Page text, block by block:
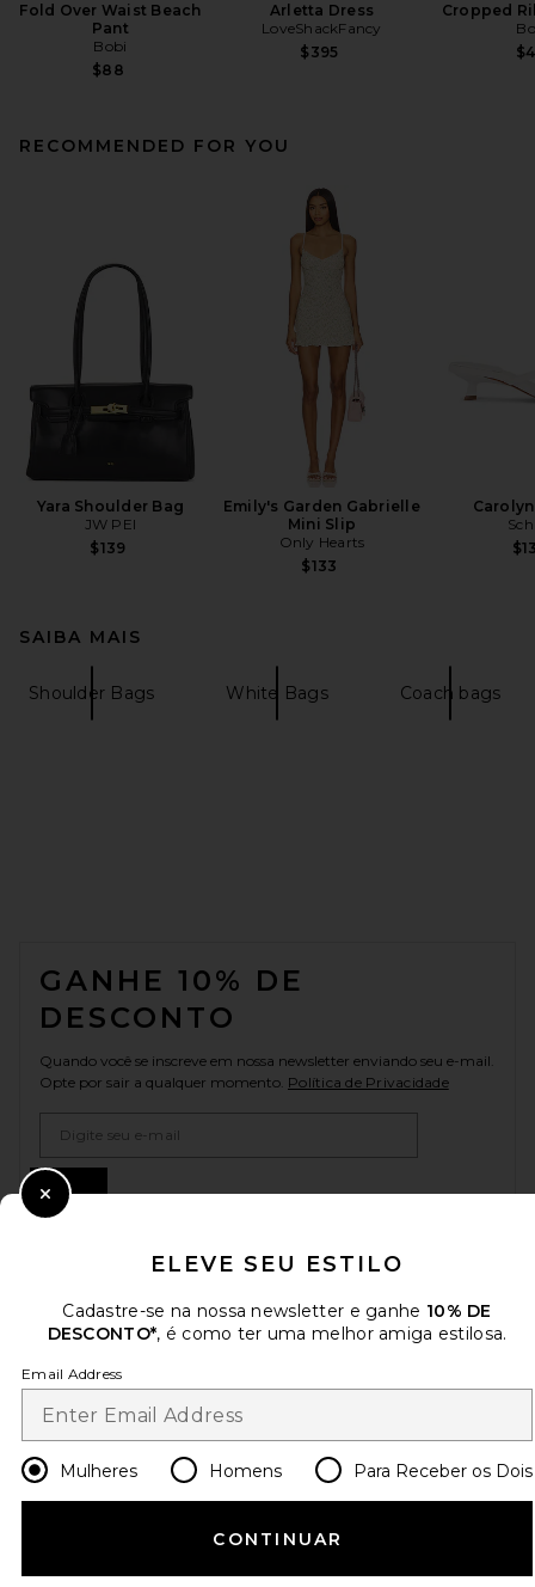
Fold Over Waist Beach
Pant
Bobi
$88
Arletta Dress
LoveShackFancy
$395
Cropped
RECOMMENDED FOR YOU
Yara Shoulder Bag
JW PEI
$139
Emily's Garden Gabrielle
Mini Slip
Only Hearts
$133
SAIBA MAIS
Shoulder Bags White Bags Coach bags
GANHE 10% DE
DESCONTO
Quando você se inscreve em nossa newsletter enviando seu e-mail.
Opte por sair a qualquer momento. Política de Privacidade
Change Country Regions
AJUDE-NOS A MELHORAR!
Responda uma rápida pesquisa sobre seu acesso.
ELEVE SEU ESTILO
Cadastre-se na nossa newsletter e ganhe 10% DE
DESCONTO*, é como ter uma melhor amiga estilosa.
Email Address
Mulheres Homens Para Receber os Dois
CONTINUAR
Close Modal